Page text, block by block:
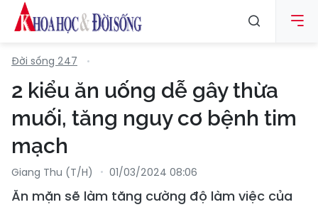
Đời sống 247
2 kiểu ăn uống dễ gây thừa
muối, tăng nguy cơ bệnh tim
mạch
Giang Thu (T/H) 01/03/2024 08:06
Ăn mặn sẽ làm tăng cường độ làm việc của